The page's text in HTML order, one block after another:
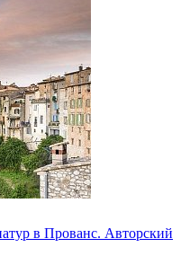
в Прованс. Авторский